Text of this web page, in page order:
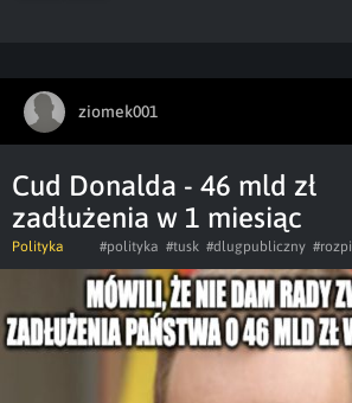
ziomek001
Cud Donalda - 46 mld zł
zadłużenia w 1 miesiąc
Polityka #polityka #tusk #dlugpubliczny